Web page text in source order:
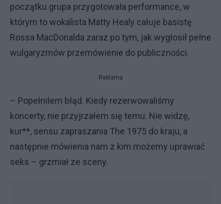
początku grupa przygotowała performance, w
którym to wokalista Matty Healy całuje basistę
Rossa MacDonalda zaraz po tym, jak wygłosił pełne
wulgaryzmów przemówienie do publiczności.
Reklama
– Popełniłem błąd. Kiedy rezerwowaliśmy
koncerty, nie przyjrzałem się temu. Nie widzę,
kur**, sensu zapraszania The 1975 do kraju, a
następnie mówienia nam z kim możemy uprawiać
seks – grzmiał ze sceny.